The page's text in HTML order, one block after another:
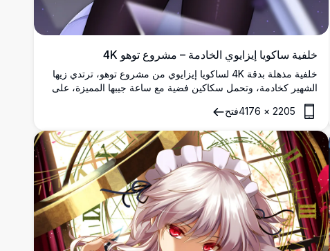
خلفية ساكويا إيزايوي الخادمة – مشروع توهو 4K
خلفية مذهلة بدقة 4K لساكويا إيزايوي من مشروع توهو، ترتدي زيها
الشهير كخادمة، وتحمل سكاكين فضية مع ساعة جيبها المميزة، على
خلفية بنفسجية زاهية.
2205
×
4176فتح